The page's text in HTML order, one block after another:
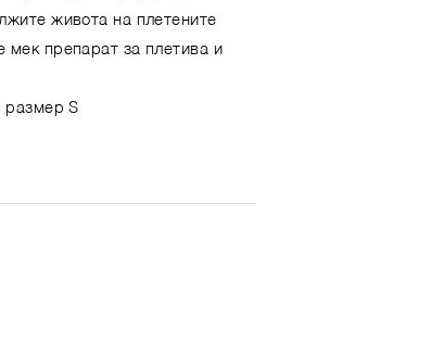
живота на плетените
мек препарат за плетива и
размер S